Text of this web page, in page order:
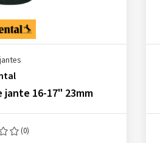
jante 16-17" 23mm
(0)